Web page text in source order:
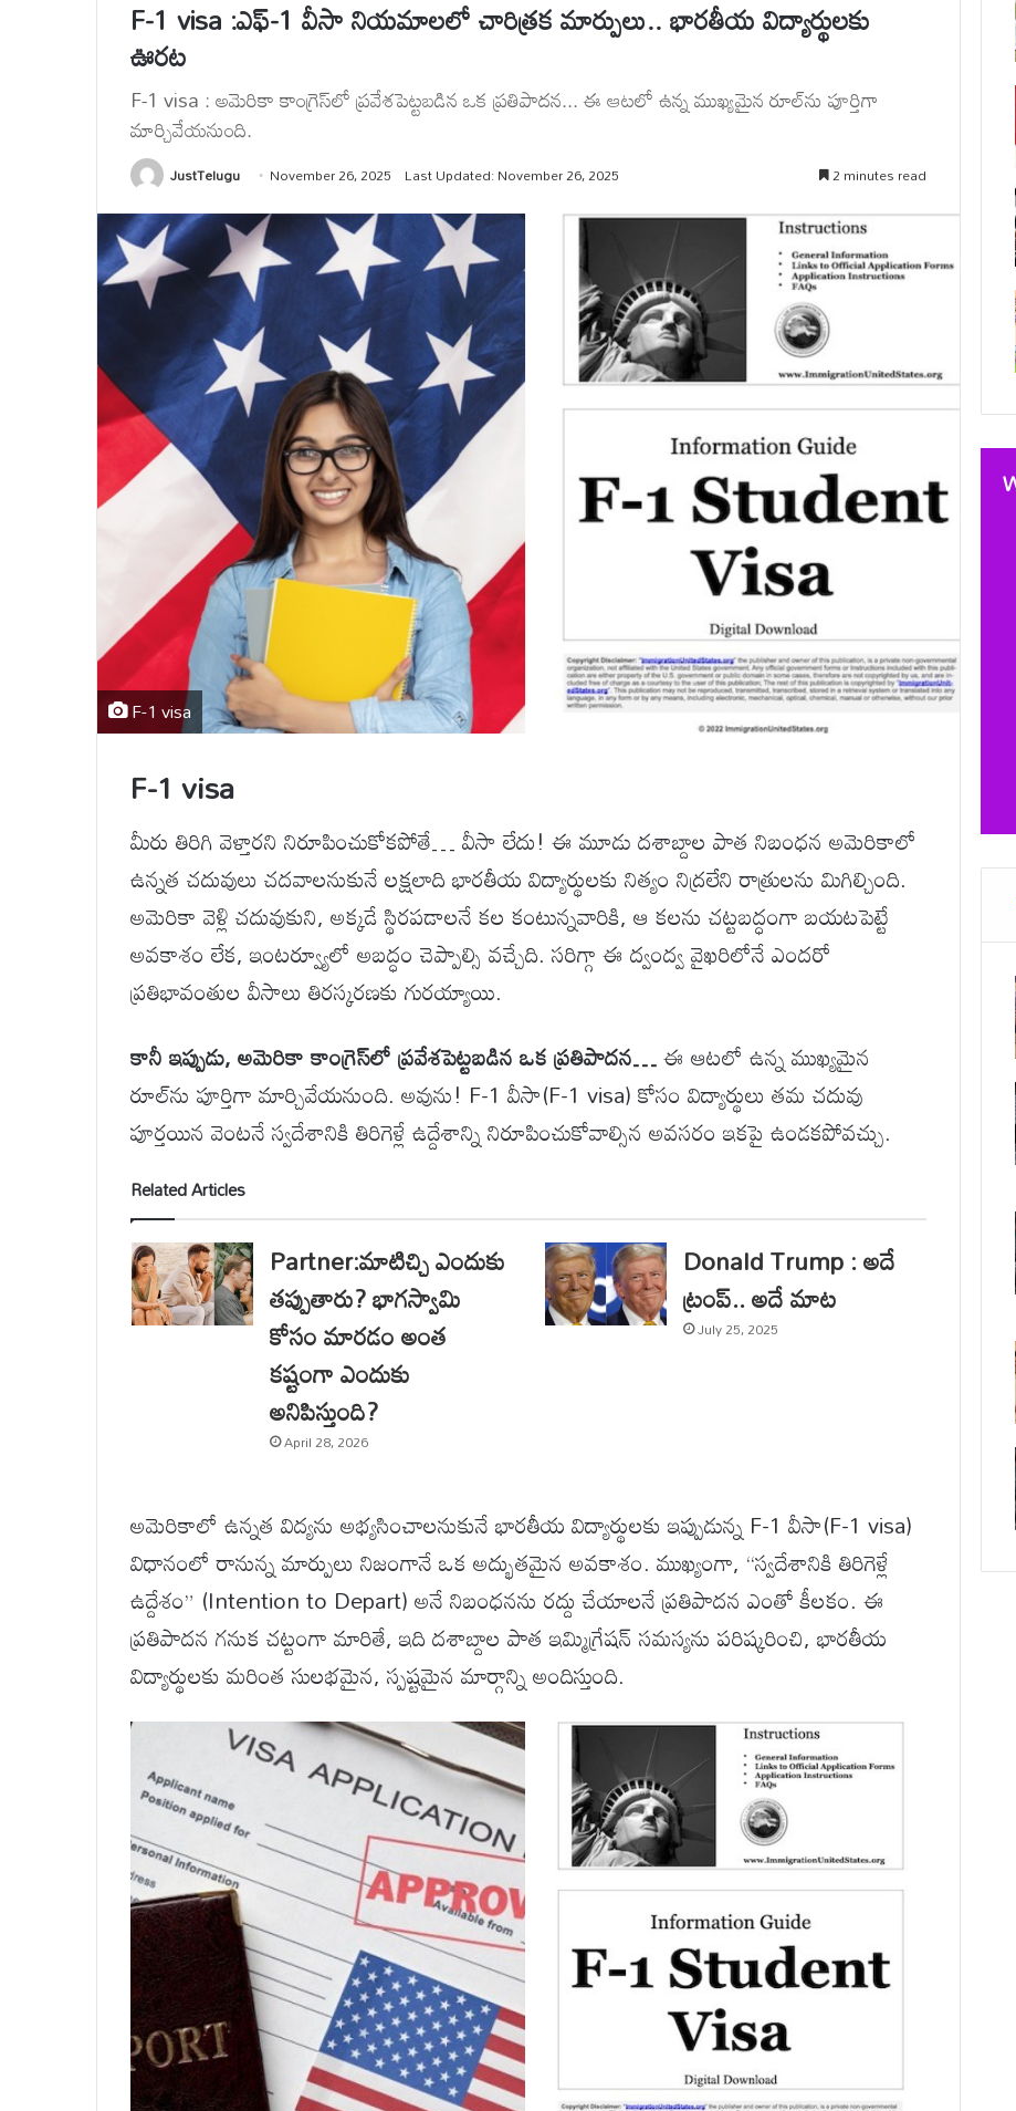
F-1 visa :ఎఫ్-1 వీసా నియమాలలో చారిత్రక మార్పులు.. భారతీయ విద్యార్థులకు
ఊరట
F-1 visa : అమెరికా కాంగ్రెస్‌లో ప్రవేశపెట్టబడిన ఒక ప్రతిపాదన... ఈ ఆటలో ఉన్న ముఖ్యమైన రూల్‌ను పూర్తిగా
మార్చివేయనుంది.
JustTelugu November 26, 2025 Last Updated: November 26, 2025 2 minutes read
F-1 visa
F-1 visa
మీరు తిరిగి వెళ్తారని నిరూపించుకోకపోతే… వీసా లేదు! ఈ మూడు దశాబ్దాల పాత నిబంధన అమెరికాలో
ఉన్నత చదువులు చదవాలనుకునే లక్షలాది భారతీయ విద్యార్థులకు నిత్యం నిద్రలేని రాత్రులను మిగిల్చింది.
అమెరికా వెళ్లి చదువుకుని, అక్కడే స్థిరపడాలనే కల కంటున్నవారికి, ఆ కలను చట్టబద్ధంగా బయటపెట్టే
అవకాశం లేక, ఇంటర్వ్యూలో అబద్ధం చెప్పాల్సి వచ్చేది. సరిగ్గా ఈ ద్వంద్వ వైఖరిలోనే ఎందరో
ప్రతిభావంతుల వీసాలు తిరస్కరణకు గురయ్యాయి.
కానీ ఇప్పుడు, అమెరికా కాంగ్రెస్‌లో ప్రవేశపెట్టబడిన ఒక ప్రతిపాదన…ఈ ఆటలో ఉన్న ముఖ్యమైన
రూల్‌ను పూర్తిగా మార్చివేయనుంది. అవును! F-1 వీసా(F-1 visa) కోసం విద్యార్థులు తమ చదువు
పూర్తయిన వెంటనే స్వదేశానికి తిరిగెళ్లే ఉద్దేశాన్ని నిరూపించుకోవాల్సిన అవసరం ఇకపై ఉండకపోవచ్చు.
Related Articles
Partner:మాటిచ్చి ఎందుకు
తప్పుతారు? భాగస్వామి
కోసం మారడం అంత
కష్టంగా ఎందుకు
అనిపిస్తుంది?
April 28, 2026
Donald Trump : అదే
ట్రంప్.. అదే మాట
July 25, 2025
అమెరికాలో ఉన్నత విద్యను అభ్యసించాలనుకునే భారతీయ విద్యార్థులకు ఇప్పుడున్న F-1 వీసా(F-1 visa)
విధానంలో రానున్న మార్పులు నిజంగానే ఒక అద్భుతమైన అవకాశం. ముఖ్యంగా, “స్వదేశానికి తిరిగెళ్లే
ఉద్దేశం” (Intention to Depart) అనే నిబంధనను రద్దు చేయాలనే ప్రతిపాదన ఎంతో కీలకం. ఈ
ప్రతిపాదన గనుక చట్టంగా మారితే, ఇది దశాబ్దాల పాత ఇమ్మిగ్రేషన్ సమస్యను పరిష్కరించి, భారతీయ
విద్యార్థులకు మరింత సులభమైన, స్పష్టమైన మార్గాన్ని అందిస్తుంది.